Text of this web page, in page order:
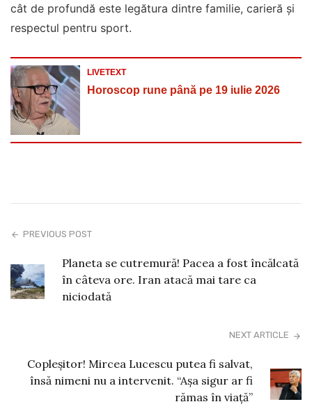
cât de profundă este legătura dintre familie, carieră și
respectul pentru sport.
LIVETEXT
Horoscop rune până pe 19 iulie 2026
PREVIOUS POST
Planeta se cutremură! Pacea a fost încălcată
în câteva ore. Iran atacă mai tare ca
niciodată
NEXT ARTICLE
Copleșitor! Mircea Lucescu putea fi salvat,
însă nimeni nu a intervenit. “Aşa sigur ar fi
rămas în viaţă”